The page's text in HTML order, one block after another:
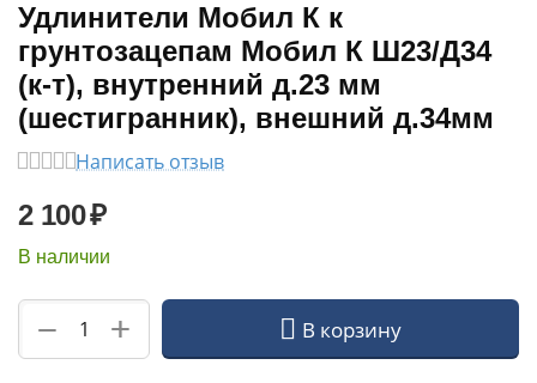
Удлинители Мобил К к
грунтозацепам Мобил К Ш23/Д34
(к-т), внутренний д.23 мм
(шестигранник), внешний д.34мм
Написать отзыв
2 100₽
В наличии
+
− В корзину